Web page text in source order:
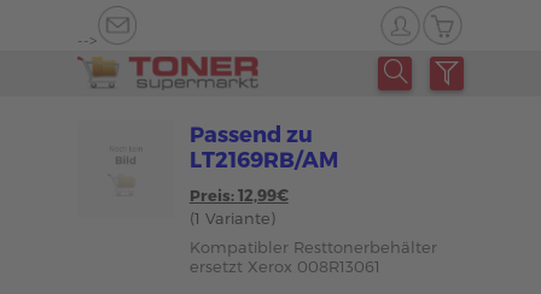
-->
Passend zu
LT2169RB/AM
Preis: 12,99€
(1 Variante)
Kompatibler Resttonerbehälter
ersetzt Xerox 008R13061